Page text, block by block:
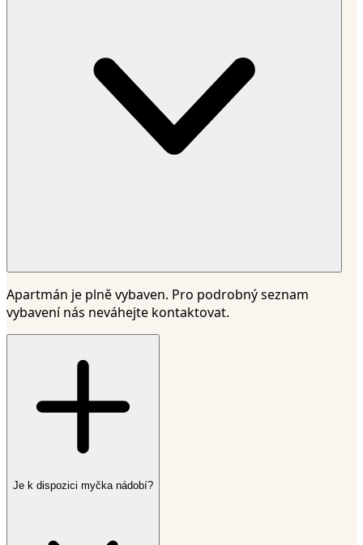
Apartmán je plně vybaven. Pro podrobný seznam
vybavení nás neváhejte kontaktovat.
Je k dispozici myčka nádobí?